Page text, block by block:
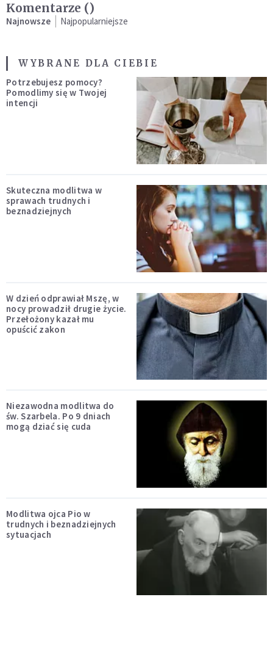
Komentarze ()
Najnowsze Najpopularniejsze
WYBRANE DLA CIEBIE
Potrzebujesz pomocy?
Pomodlimy się w Twojej
intencji
Skuteczna modlitwa w
sprawach trudnych i
beznadziejnych
W dzień odprawiał Mszę, w
nocy prowadził drugie życie.
Przełożony kazał mu
opuścić zakon
Niezawodna modlitwa do
św. Szarbela. Po 9 dniach
mogą dziać się cuda
Modlitwa ojca Pio w
trudnych i beznadziejnych
sytuacjach